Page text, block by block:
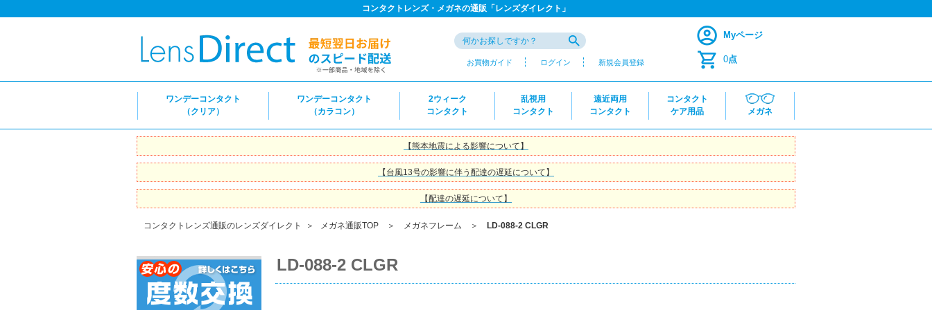
コンタクトレンズ・メガネの通販「レンズダイレクト」
お買物ガイド ログイン 新規会員登録
Myページ
0点
ワンデーコンタクト
（クリア）
ワンデーコンタクト
（カラコン）
2ウィーク
コンタクト
乱視用
コンタクト
遠近両用
コンタクト
コンタクト
ケア用品
メガネ
【熊本地震による影響について】
【台風13号の影響に伴う配達の遅延について】
【配達の遅延について】
コンタクトレンズ通販のレンズダイレクト ＞ メガネ通販TOP ＞ メガネフレーム ＞ LD-088-2 CLGR
LD-088-2 CLGR